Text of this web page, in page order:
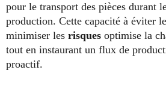
pour le transport des pièces durant
production. Cette capacité à éviter
minimiser les risques optimise la
tout en instaurant un flux de
proactif.